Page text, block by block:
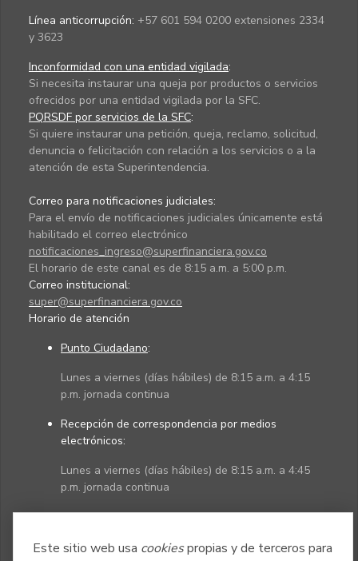
Este sitio web usa cookiespropias y de terceros para
Línea anticorrupción: +57 601 594 0200 extensiones 2334
y 3623
Inconformidad con una entidad vigilada:
Si necesita instaurar una queja por productos o servicios
ofrecidos por una entidad vigilada por la SFC.
PQRSDF por servicios de la SFC:
Si quiere instaurar una petición, queja, reclamo, solicitud,
denuncia o felicitación con relación a los servicios o a la
atención de esta Superintendencia.
Correo para notificaciones judiciales:
Para el envío de notificaciones judiciales únicamente está
habilitado el correo electrónico
notificaciones_ingreso@superfinanciera.gov.co
El horario de este canal es de 8:15 a.m. a 5:00 p.m.
Correo institucional:
super@superfinanciera.gov.co
Horario de atención
Punto Ciudadano:
Lunes a viernes (días hábiles) de 8:15 a.m. a 4:15
p.m. jornada continua
Recepción de correspondencia por medios
electrónicos:
Lunes a viernes (días hábiles) de 8:15 a.m. a 4:45
p.m. jornada continua